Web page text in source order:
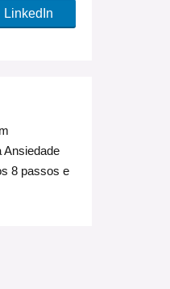
LinkedIn
Ansiedade
8 passos e